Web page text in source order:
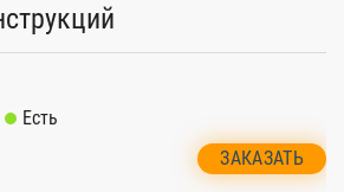
Есть
ЗАКАЗАТЬ